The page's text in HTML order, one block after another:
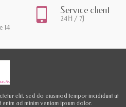
14
Service client
24H / 7J
elit, sed do eiusmod tempor incididunt ut
ad minim veniam ipsum dolor.